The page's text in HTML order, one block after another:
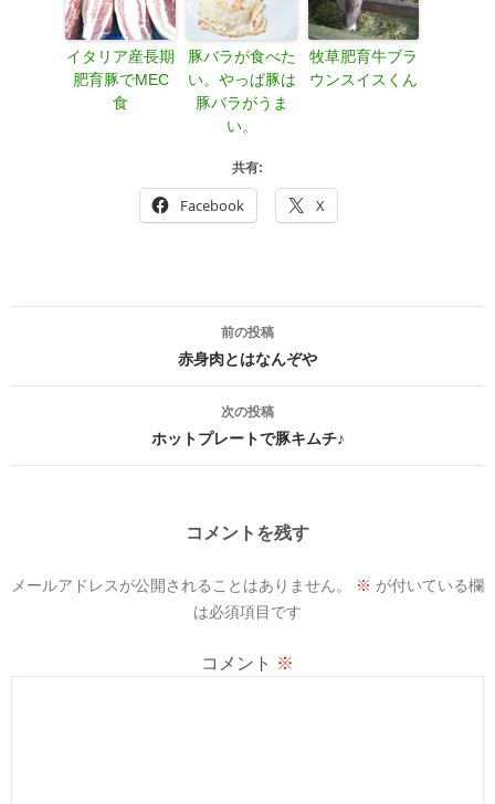
イタリア産長期
肥育豚でMEC
食
豚バラが食べた
い。やっぱ豚は
豚バラがうま
い。
牧草肥育牛ブラ
ウンスイスくん
共有:
Facebook X
ョ
前の投稿
赤身肉とはなんぞや
次の投稿
ホットプレートで豚キムチ♪
コメントを残す
メールアドレスが公開されることはありません。 ※ が付いている欄
は必須項目です
コメント ※